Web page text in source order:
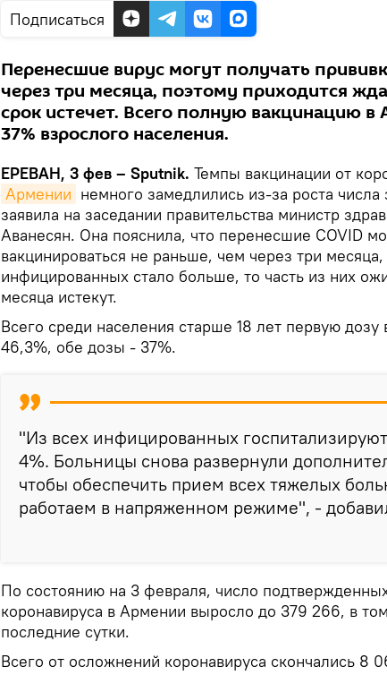
Подписаться
Перенесшие вирус могут получать
через три месяца, поэтому приходится
срок истечет. Всего полную вакцинацию
37% взрослого населения.
ЕРЕВАН, 3 фев – Sputnik. Темпы вакцинации от
Армении немного замедлились из-за роста
заявила на заседании правительства министр
Аванесян. Она пояснила, что перенесшие COVID
вакцинироваться не раньше, чем через три
инфицированных стало больше, то часть из них
месяца истекут.
Всего среди населения старше 18 лет первую дозу
46,3%, обе дозы - 37%.
"Из всех инфицированных
4%. Больницы снова развернули
чтобы обеспечить прием всех тяжелых
работаем в напряженном режиме", -
По состоянию на 3 февраля, число
коронавируса в Армении выросло до 379 266, в
последние сутки.
Всего от осложнений коронавируса скончались 8